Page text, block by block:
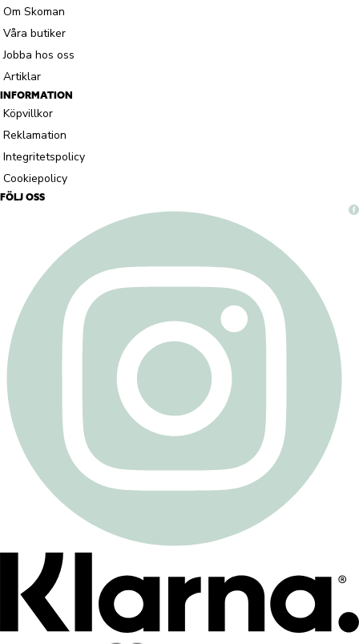
Om Skoman
Våra butiker
Jobba hos oss
Artiklar
INFORMATION
Köpvillkor
Reklamation
Integritetspolicy
Cookiepolicy
FÖLJ OSS